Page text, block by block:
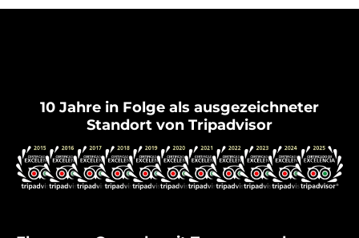
10 Jahre in Folge als ausgezeichneter
Standort von Tripadvisor